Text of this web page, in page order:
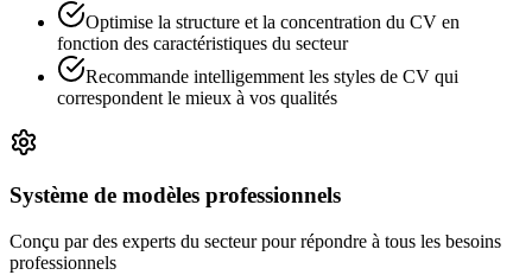
Optimise la structure et la concentration du CV en
fonction des caractéristiques du secteur
Recommande intelligemment les styles de CV qui
correspondent le mieux à vos qualités
Système de modèles professionnels
Conçu par des experts du secteur pour répondre à tous les besoins
professionnels